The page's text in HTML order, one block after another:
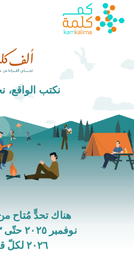
نكتب الواقع،
٢٠٢٦ لكلّ قارئ وقارئة!